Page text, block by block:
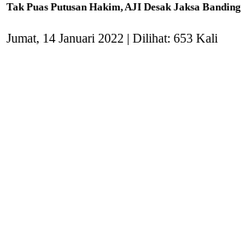
Tak Puas Putusan Hakim, AJI Desak Jaksa Banding
Jumat, 14 Januari 2022 | Dilihat: 653 Kali